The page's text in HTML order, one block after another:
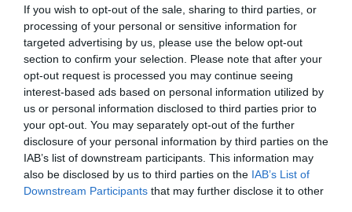
If you wish to opt-out of the sale, sharing to third parties, or
processing of your personal or sensitive information for
targeted advertising by us, please use the below opt-out
section to confirm your selection. Please note that after your
opt-out request is processed you may continue seeing
interest-based ads based on personal information utilized by
us or personal information disclosed to third parties prior to
your opt-out. You may separately opt-out of the further
disclosure of your personal information by third parties on the
IAB’s list of downstream participants. This information may
also be disclosed by us to third parties on the IAB’s List of
Downstream Participants that may further disclose it to other
2024-re a brit királyi család rendkívül
nehéz évként emlékszik majd vissza:
Károly király és Katalin hercegné
rákbetegsége sokkolta a világot, Vilmos és
3 gyermekük pedig minden eddiginél
embert próbálóbb időszakot élnek meg. A
hírek szerint azonban György, Sarolta és
Lajos is jól vannak – mindezt…
Ezért nem látogatták meg
gyermekei a kórházban
lábadozó…